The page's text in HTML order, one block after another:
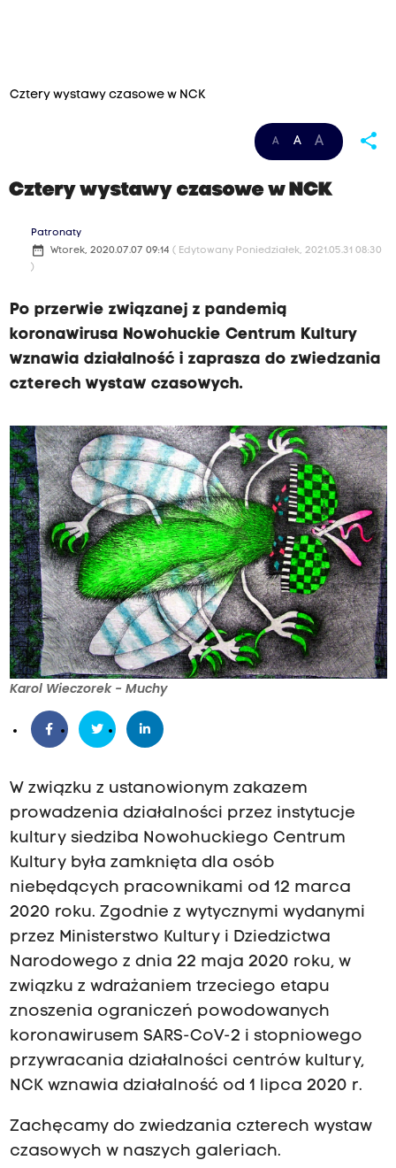
Cztery wystawy czasowe w NCK
A A A share
Cztery wystawy czasowe w NCK
Patronaty
date_range Wtorek, 2020.07.07 09:14 ( Edytowany Poniedziałek, 2021.05.31 08:30
)
Po przerwie związanej z pandemią
koronawirusa Nowohuckie Centrum Kultury
wznawia działalność i zaprasza do zwiedzania
czterech wystaw czasowych.
Karol Wieczorek - Muchy
W związku z ustanowionym zakazem
prowadzenia działalności przez instytucje
kultury siedziba Nowohuckiego Centrum
Kultury była zamknięta dla osób
niebędących pracownikami od 12 marca
2020 roku. Zgodnie z wytycznymi wydanymi
przez Ministerstwo Kultury i Dziedzictwa
Narodowego z dnia 22 maja 2020 roku, w
związku z wdrażaniem trzeciego etapu
znoszenia ograniczeń powodowanych
koronawirusem SARS-CoV-2 i stopniowego
przywracania działalności centrów kultury,
NCK wznawia działalność od 1 lipca 2020 r.
Zachęcamy do zwiedzania czterech wystaw
czasowych w naszych galeriach.